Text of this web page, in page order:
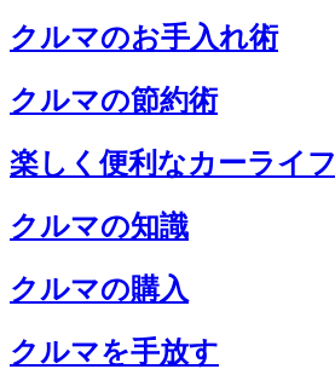
クルマのお手入れ術
クルマの節約術
楽しく便利なカーライフ
クルマの知識
クルマの購入
クルマを手放す